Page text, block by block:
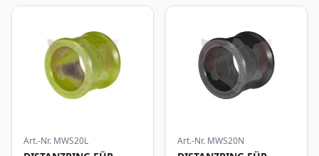
Art.-Nr. MWS20L Art.-Nr. MWS20N